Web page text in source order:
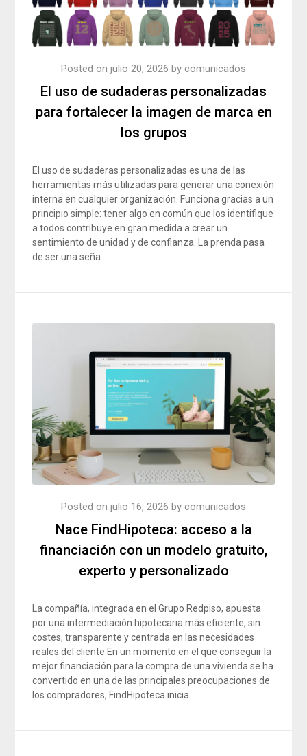
El uso de sudaderas personalizadas
para fortalecer la imagen de marca en
los grupos
Posted on julio 20, 2026 by comunicados
El uso de sudaderas personalizadas es una de las
herramientas más utilizadas para generar una conexión
interna en cualquier organización. Funciona gracias a un
principio simple: tener algo en común que los identifique
a todos contribuye en gran medida a crear un
sentimiento de unidad y de confianza. La prenda pasa
de ser una seña…
Nace FindHipoteca: acceso a la
financiación con un modelo gratuito,
experto y personalizado
Posted on julio 16, 2026 by comunicados
La compañía, integrada en el Grupo Redpiso, apuesta
por una intermediación hipotecaria más eficiente, sin
costes, transparente y centrada en las necesidades
reales del cliente En un momento en el que conseguir la
mejor financiación para la compra de una vivienda se ha
convertido en una de las principales preocupaciones de
los compradores, FindHipoteca inicia…